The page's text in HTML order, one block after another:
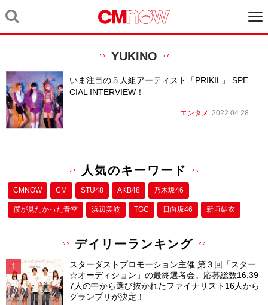
YUKINO
いま注目の５人組アーティスト「PRIKIL」 SPE
CIAL INTERVIEW！
エンタメ 2022.04.28
人気のキーワード
CMNOW CM STU48 AKB48 乃木坂46
僕が⾒たかった⻘空 浜辺美波 TGC 日向坂46 新垣結衣
デイリーランキング
スターダストプロモーション主催 第３回「スター
☆オーディション」の最終選考会。応募総数16,39
7人の中から選び抜かれたファイナリスト16人から
グランプリが決定！